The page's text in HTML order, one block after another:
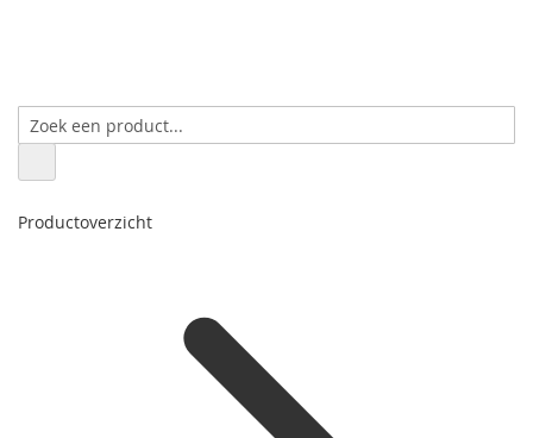
Productoverzicht